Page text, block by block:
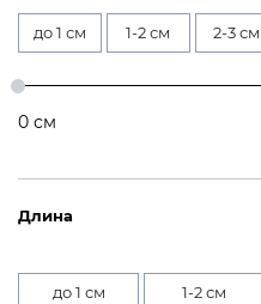
до 1 см 1-2 см 2-3 см
0 см
Длина
до 1 см 1-2 см